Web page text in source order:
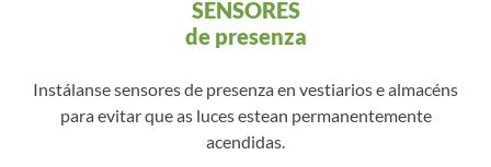
SENSORES
de presenza
Instálanse sensores de presenza en vestiarios e almacéns
para evitar que as luces estean permanentemente
acendidas.